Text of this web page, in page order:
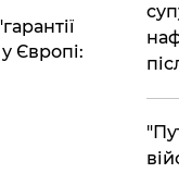
Європі: